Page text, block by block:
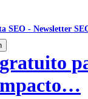
SEO - Newsletter